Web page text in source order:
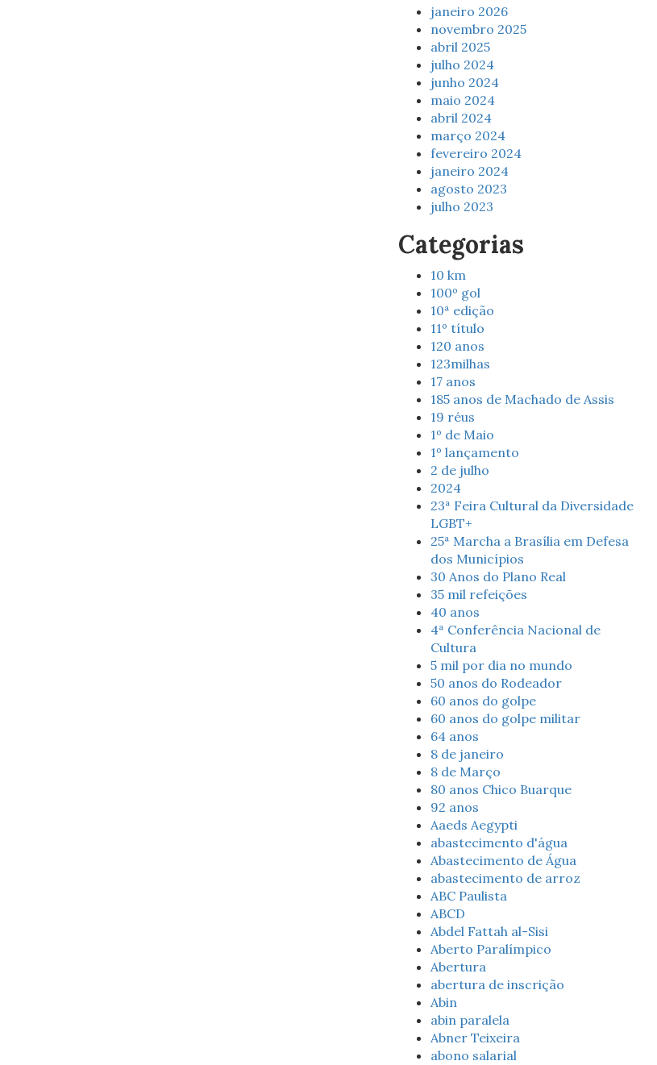
janeiro 2026
novembro 2025
abril 2025
julho 2024
junho 2024
maio 2024
abril 2024
março 2024
fevereiro 2024
janeiro 2024
agosto 2023
julho 2023
Categorias
10 km
100º gol
10ª edição
11º título
120 anos
123milhas
17 anos
185 anos de Machado de Assis
19 réus
1º de Maio
1º lançamento
2 de julho
2024
23ª Feira Cultural da Diversidade
LGBT+
25ª Marcha a Brasília em Defesa
dos Municípios
30 Anos do Plano Real
35 mil refeições
40 anos
4ª Conferência Nacional de
Cultura
5 mil por dia no mundo
50 anos do Rodeador
60 anos do golpe
60 anos do golpe militar
64 anos
8 de janeiro
8 de Março
80 anos Chico Buarque
92 anos
Aaeds Aegypti
abastecimento d'água
Abastecimento de Água
abastecimento de arroz
ABC Paulista
ABCD
Abdel Fattah al-Sisi
Aberto Paralímpico
Abertura
abertura de inscrição
Abin
abin paralela
Abner Teixeira
abono salarial